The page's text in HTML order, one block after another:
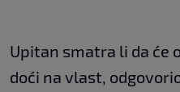
Upitan smatra li da će
doći na vlast,